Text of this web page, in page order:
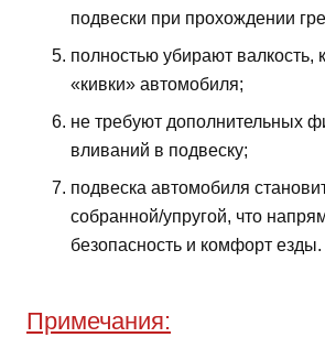
подвески при прохождении
полностью убирают валкость,
«кивки» автомобиля;
не требуют дополнительных
вливаний в подвеску;
подвеска автомобиля
собранной/упругой, что
безопасность и комфорт езды.
Примечания: